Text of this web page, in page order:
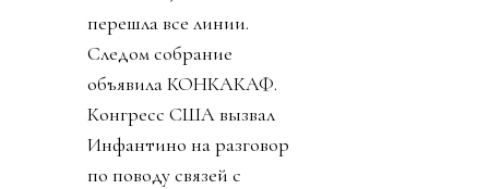
перешла все линии.
Следом собрание
объявила КОНКАКАФ.
Конгресс США вызвал
Инфантино на разговор
по поводу связей с